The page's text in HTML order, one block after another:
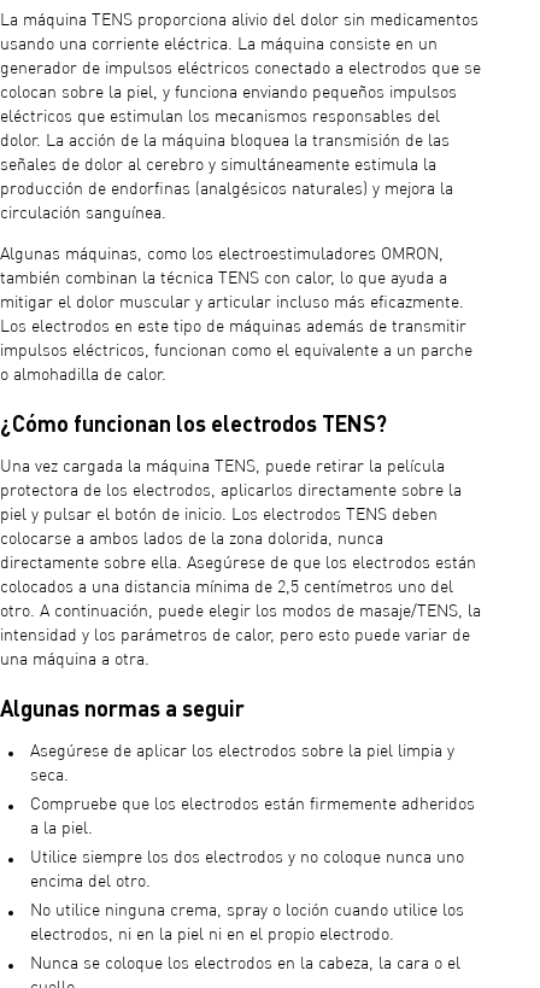
La máquina TENS proporciona alivio del dolor sin medicamentos
usando una corriente eléctrica. La máquina consiste en un
generador de impulsos eléctricos conectado a electrodos que se
colocan sobre la piel, y funciona enviando pequeños impulsos
eléctricos que estimulan los mecanismos responsables del
dolor. La acción de la máquina bloquea la transmisión de las
señales de dolor al cerebro y simultáneamente estimula la
producción de endorfinas (analgésicos naturales) y mejora la
circulación sanguínea.
Algunas máquinas, como los electroestimuladores OMRON,
también combinan la técnica TENS con calor, lo que ayuda a
mitigar el dolor muscular y articular incluso más eficazmente.
Los electrodos en este tipo de máquinas además de transmitir
impulsos eléctricos, funcionan como el equivalente a un parche
o almohadilla de calor.
¿Cómo funcionan los electrodos TENS?
Una vez cargada la máquina TENS, puede retirar la película
protectora de los electrodos, aplicarlos directamente sobre la
piel y pulsar el botón de inicio. Los electrodos TENS deben
colocarse a ambos lados de la zona dolorida, nunca
directamente sobre ella. Asegúrese de que los electrodos están
colocados a una distancia mínima de 2,5 centímetros uno del
otro. A continuación, puede elegir los modos de masaje/TENS, la
intensidad y los parámetros de calor, pero esto puede variar de
una máquina a otra.
Algunas normas a seguir
Asegúrese de aplicar los electrodos sobre la piel limpia y
seca.
Compruebe que los electrodos están firmemente adheridos
a la piel.
Utilice siempre los dos electrodos y no coloque nunca uno
encima del otro.
No utilice ninguna crema, spray o loción cuando utilice los
electrodos, ni en la piel ni en el propio electrodo.
Nunca se coloque los electrodos en la cabeza, la cara o el